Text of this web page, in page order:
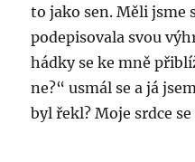
to jako sen. Měli jsme
podepisovala svou
hádky se ke mně
ne?“ usmál se a já
byl řekl? Moje srdce